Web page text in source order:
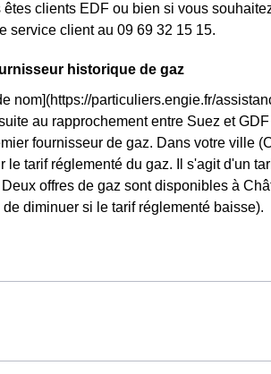
clients EDF ou bien si vous
service client au 09 69 32 15 15.
historique de gaz
nom](https://particuliers.engie.fr/
au rapprochement entre Suez et
fournisseur de gaz. Dans votre ville
tarif réglementé du gaz. Il s'agit d'un
offres de gaz sont disponibles à
diminuer si le tarif réglementé baisse).